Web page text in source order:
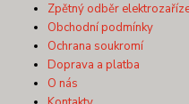
Zpětný odběr
Obchodní podmínky
Ochrana soukromí
Doprava a platba
O nás